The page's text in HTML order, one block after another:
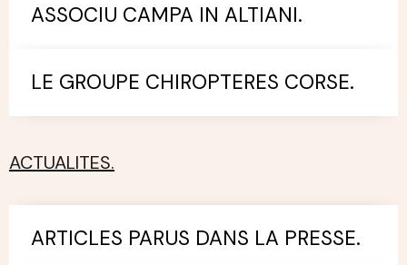
ASSOCIU CAMPA IN ALTIANI.
LE GROUPE CHIROPTERES CORSE.
ACTUALITES.
ARTICLES PARUS DANS LA PRESSE.